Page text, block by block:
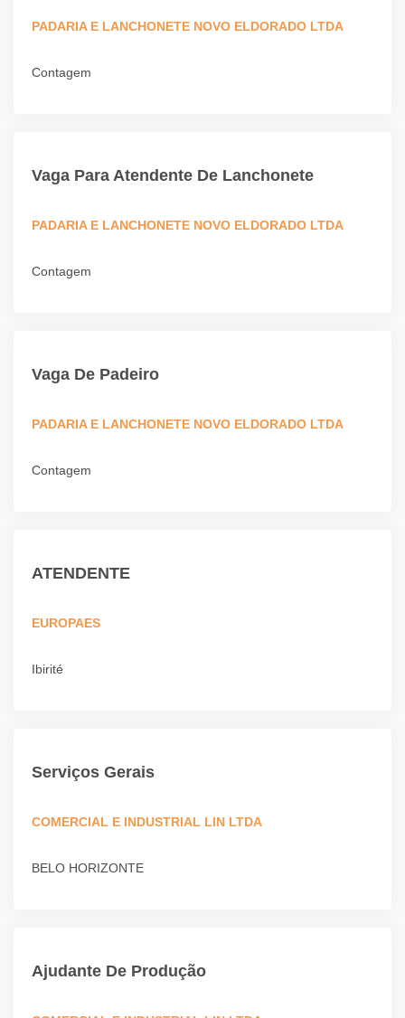
PADARIA E LANCHONETE NOVO ELDORADO LTDA
Contagem
Vaga Para Atendente De Lanchonete
PADARIA E LANCHONETE NOVO ELDORADO LTDA
Contagem
Vaga De Padeiro
PADARIA E LANCHONETE NOVO ELDORADO LTDA
Contagem
ATENDENTE
EUROPAES
Ibirité
Serviços Gerais
COMERCIAL E INDUSTRIAL LIN LTDA
BELO HORIZONTE
Ajudante De Produção